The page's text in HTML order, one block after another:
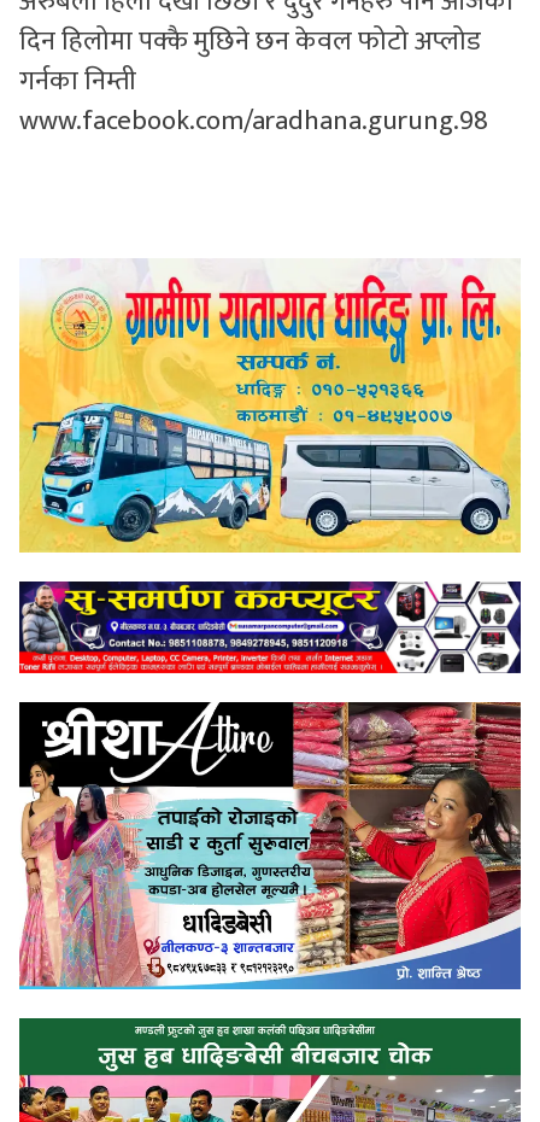
सुचनाहरु
स्वास्थ्य
दिन हिलोमा पक्कै मुछिने छन केवल फोटो अप्लोड
गर्नका निम्ती
www.facebook.com/aradhana.gurung.98